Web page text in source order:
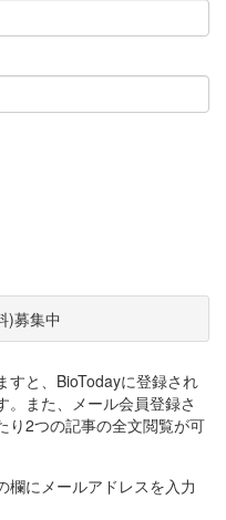
)募集中
すと、BioTodayに登録され
。また、メール会員登録さ
り2つの記事の全文閲覧が可
欄にメールアドレスを入力